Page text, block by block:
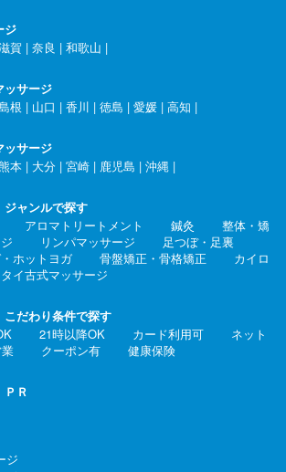
ジ
賀 | 奈良 | 和歌山 |
ッサージ
根 | 山口 | 香川 | 徳島 | 愛媛 | 高知 |
ッサージ
本 | 大分 | 宮崎 | 鹿児島 | 沖縄 |
ャンルで探す
アロマトリートメント 鍼灸
整体・矯
リンパマッサージ
足つぼ・足裏
ホットヨガ 骨盤矯正・骨格矯正
カイロ
タイ古式マッサージ
だわり条件で探す
21時以降OK カード利用可
ネット
クーポン有 健康保険
Ｒ
ジ